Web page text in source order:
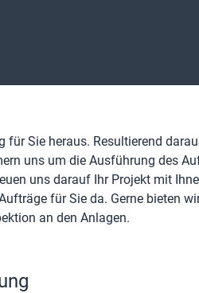
für Sie heraus. Resultierend
uns um die Ausführung des
uns darauf Ihr Projekt mit
für Sie da. Gerne bieten
an den Anlagen.